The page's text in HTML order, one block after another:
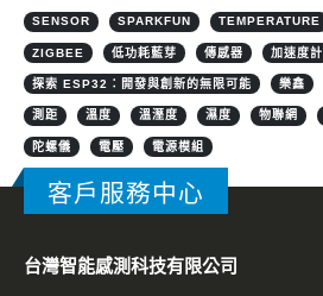
SENSOR SPARKFUN TEMPERATURE
ZIGBEE 低功耗藍芽 傳感器 加速度計
探索 ESP32：開發與創新的無限可能 樂鑫
測距 溫度 溫溼度 濕度 物聯網
陀螺儀 電壓 電源模組
客戶服務中心
台灣智能感測科技有限公司